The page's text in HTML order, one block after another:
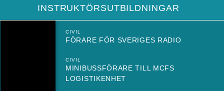
INSTRUKTÖRSUTBILDNINGAR
CIVIL
FÖRARE FÖR SVERIGES RADIO
CIVIL
MINIBUSSFÖRARE TILL MCFS
LOGISTIKENHET